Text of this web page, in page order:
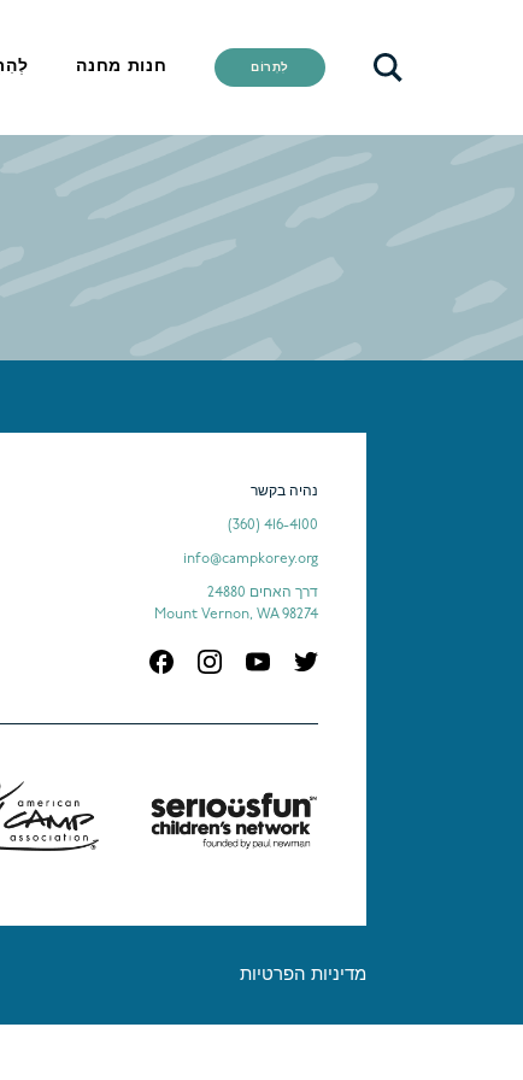
חנות מחנה לִתְרוֹם
נהיה בקשר
(360) 416-4100
info@campkorey.org
דרך האחים 24880
Mount Vernon, WA 98274
מדיניות הפרטיות